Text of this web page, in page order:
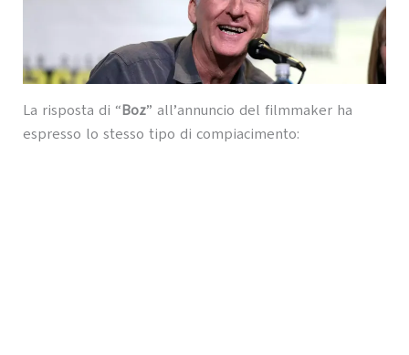
La risposta di “Boz” all’annuncio del filmmaker ha
espresso lo stesso tipo di compiacimento: